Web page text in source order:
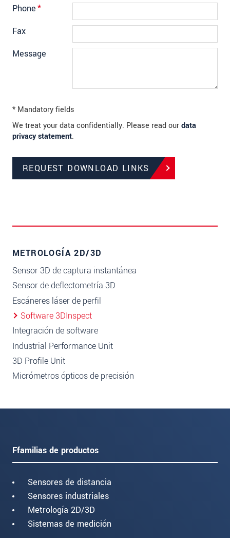
Phone*
Fax
Message
* Mandatory fields
We treat your data confidentially. Please read ourdata
privacy statement.
REQUEST DOWNLOAD LINKS
METROLOGÍA 2D/3D
Sensor 3D de captura instantánea
Sensor de deflectometría 3D
Escáneres láser de perfil
Software 3DInspect
Integración de software
Industrial Performance Unit
3D Profile Unit
Micrómetros ópticos de precisión
Ffamilias de productos
Sensores de distancia
Sensores industriales
Metrología 2D/3D
Sistemas de medición